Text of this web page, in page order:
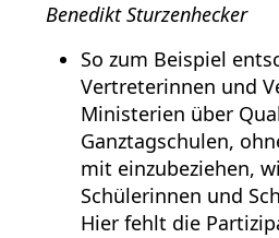
Benedikt Sturzenhecker
So zum Beispiel
Vertreterinnen und
Ministerien über
Ganztagschulen,
mit einzubeziehen,
Schülerinnen und
Hier fehlt die